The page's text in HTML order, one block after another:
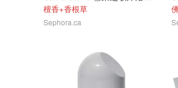
檀香+香根草
Sephora.ca